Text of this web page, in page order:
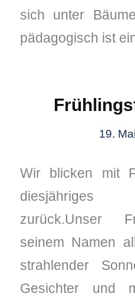
sich unter
pädagogisch ist
19.
Wir blicken mit
diesjähriges
zurück.Unser
seinem Namen
strahlender
Gesichter und